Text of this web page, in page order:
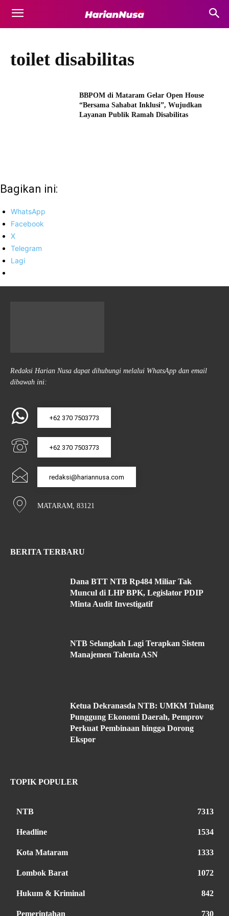
toilet disabilitas
BBPOM di Mataram Gelar Open House
“Bersama Sahabat Inklusi”, Wujudkan
Layanan Publik Ramah Disabilitas
Bagikan ini:
WhatsApp
Facebook
X
Telegram
Lagi
Redaksi Harian Nusa dapat dihubungi melalui WhatsApp dan email
dibawah ini:
+62 370 7503773
+62 370 7503773
redaksi@hariannusa.com
MATARAM, 83121
BERITA TERBARU
Dana BTT NTB Rp484 Miliar Tak
Muncul di LHP BPK, Legislator PDIP
Minta Audit Investigatif
NTB Selangkah Lagi Terapkan Sistem
Manajemen Talenta ASN
Ketua Dekranasda NTB: UMKM Tulang
Punggung Ekonomi Daerah, Pemprov
Perkuat Pembinaan hingga Dorong
Ekspor
TOPIK POPULER
NTB 7313
Headline 1534
Kota Mataram 1333
Lombok Barat 1072
Hukum & Kriminal 842
Pemerintahan 730